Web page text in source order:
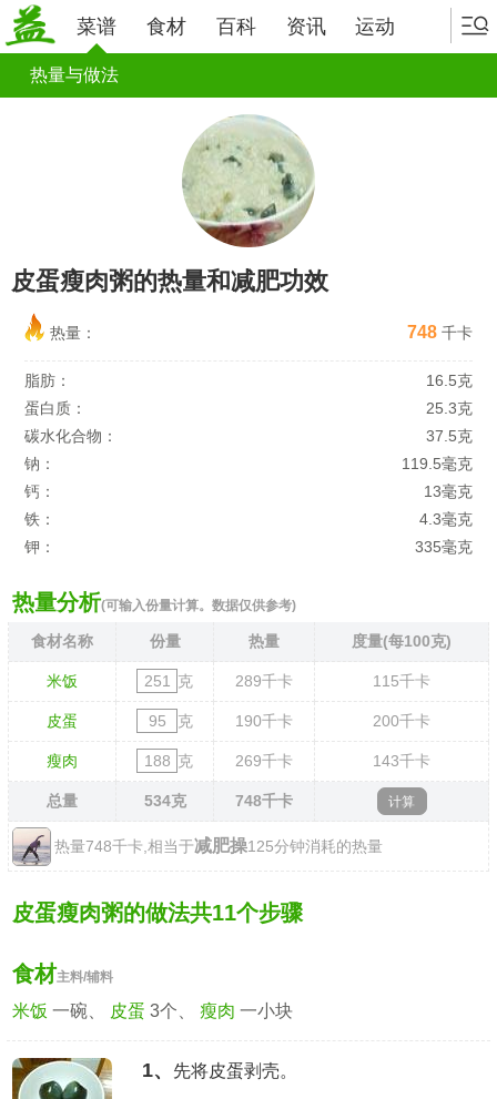
菜谱 食材 百科 资讯 运动
热量与做法
皮蛋瘦肉粥的热量和减肥功效
热量： 748 千卡
脂肪：
16.5克
蛋白质：
25.3克
碳水化合物：
37.5克
钠：
119.5毫克
钙：
13毫克
铁：
4.3毫克
钾：
335毫克
热量分析(可输入份量计算。数据仅供参考)
食材名称 份量 热量 度量(每100克)
米饭 克 289千卡 115千卡
皮蛋 克 190千卡 200千卡
瘦肉 克 269千卡 143千卡
总量 534克 748千卡
热量748千卡,相当于减肥操125分钟消耗的热量
皮蛋瘦肉粥的做法共11个步骤
食材主料/辅料
米饭 一碗、 皮蛋 3个、瘦肉 一小块
1、 先将皮蛋剥壳。